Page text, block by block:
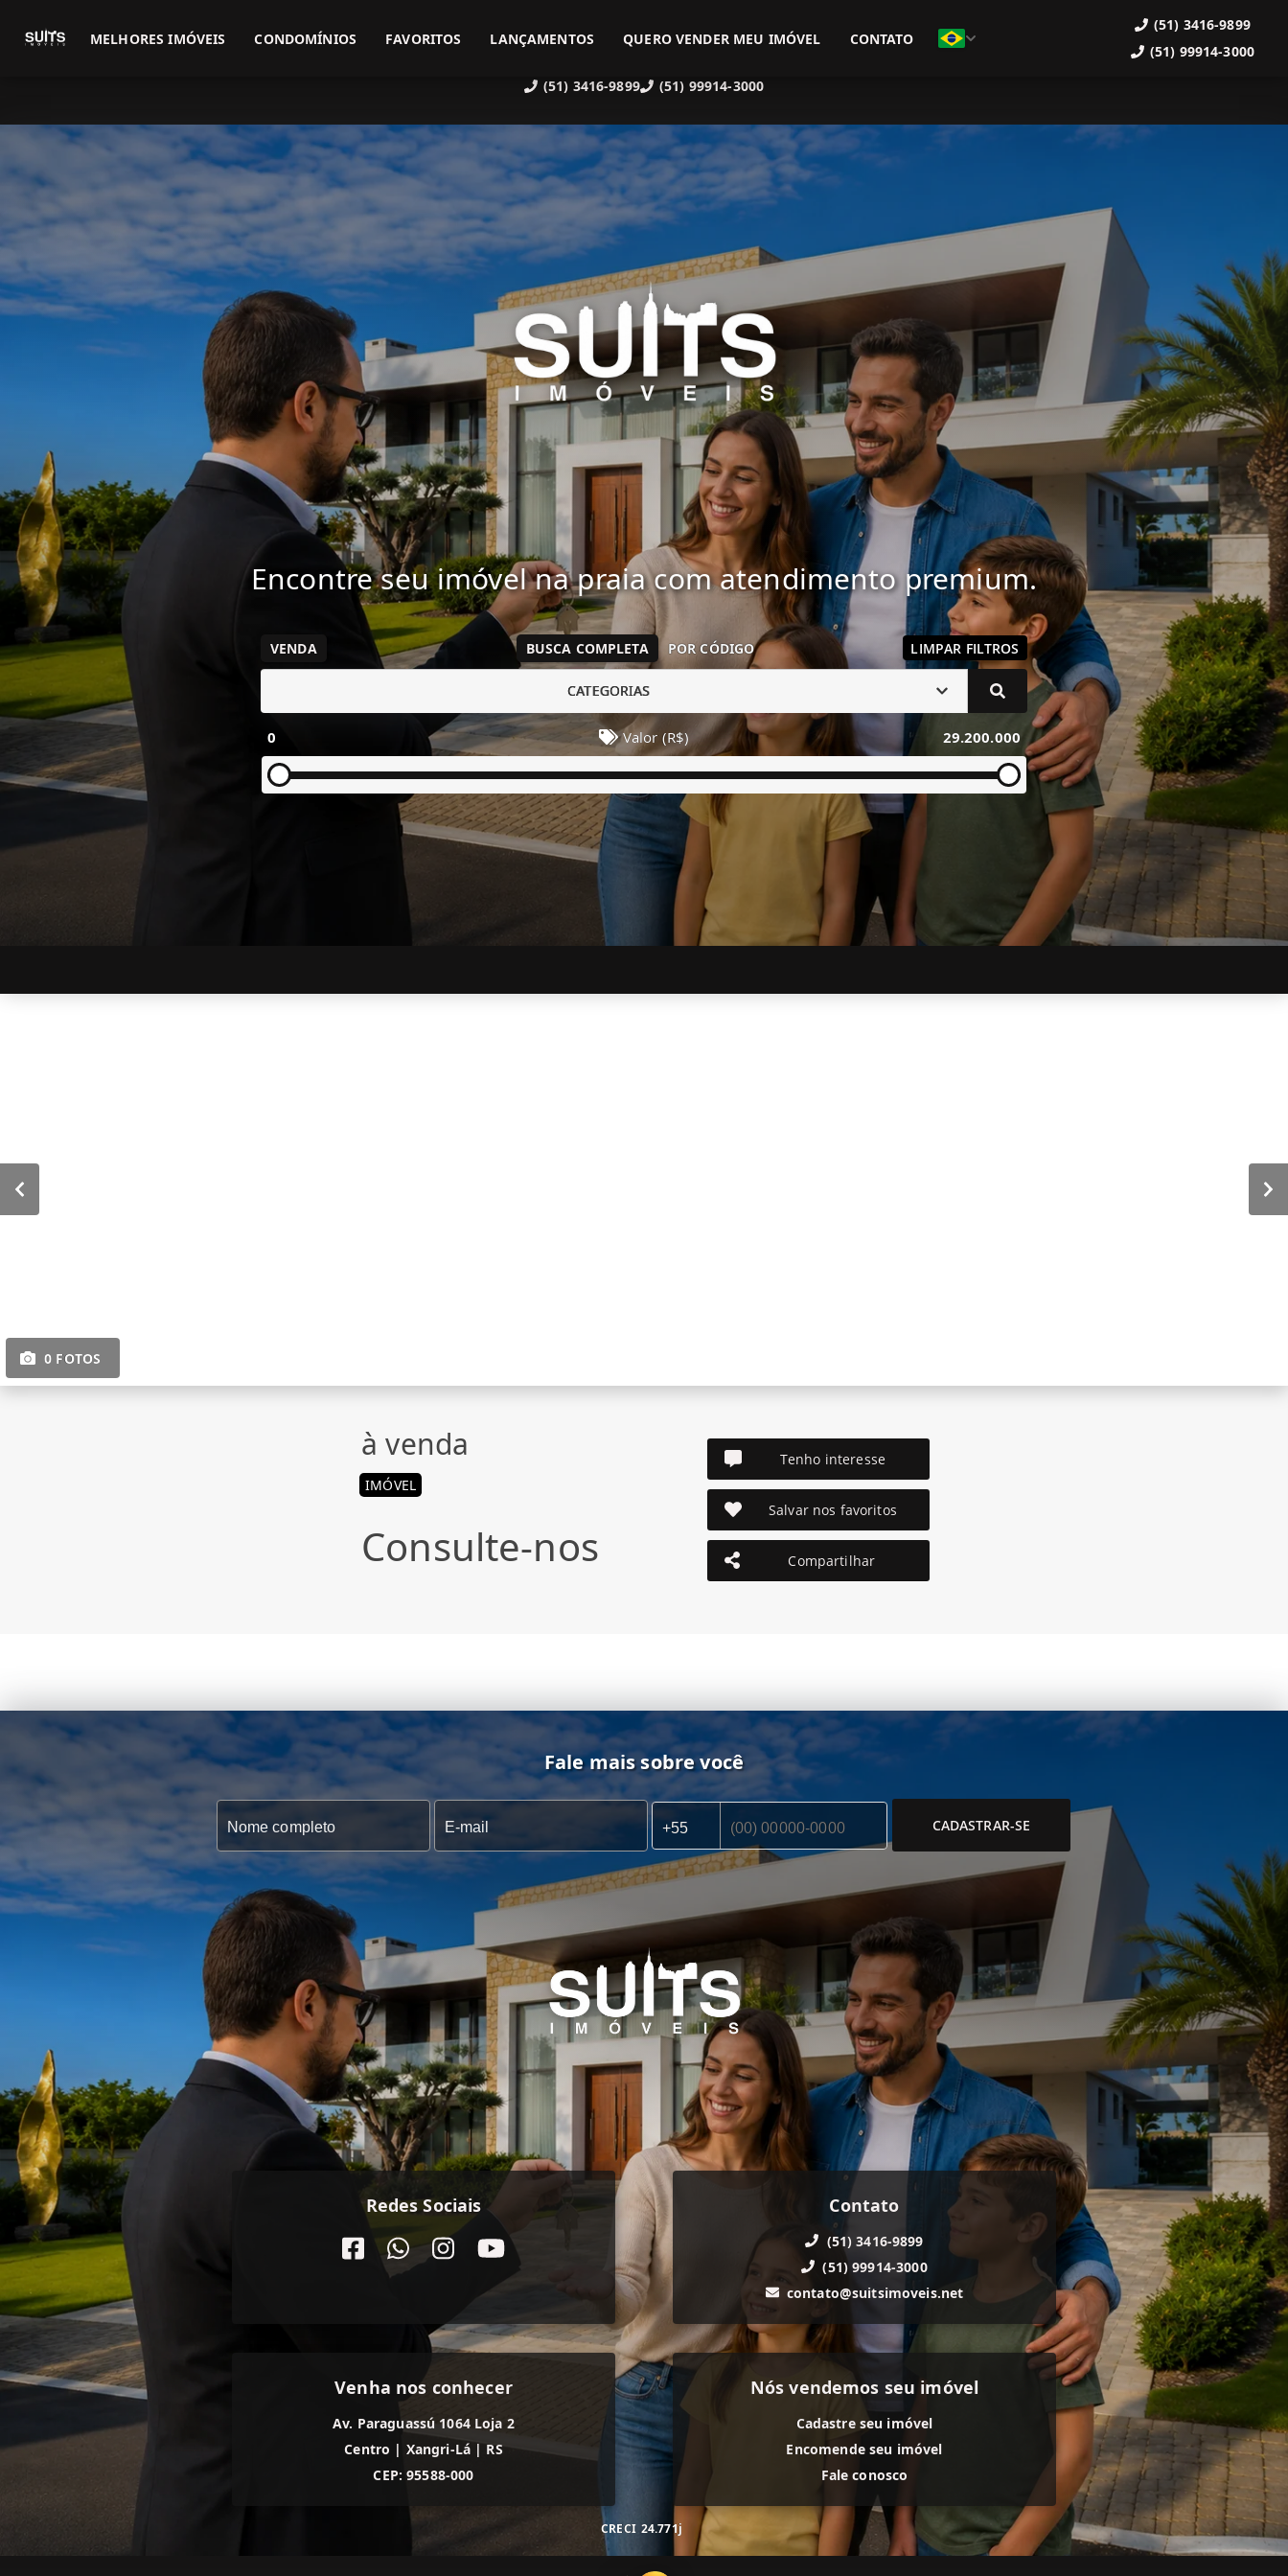
(51) 3416-9899 (51) 99914-3000
MELHORES IMÓVEIS CONDOMÍNIOS FAVORITOS LANÇAMENTOS QUERO VENDER MEU IMÓVEL CONTATO
(51) 3416-9899
(51) 99914-3000
Encontre seu imóvel na praia com atendimento premium.
VENDA BUSCA COMPLETA POR CÓDIGO LIMPAR FILTROS
CATEGORIAS
0 Valor (R$) 29.200.000
0 FOTOS
à venda
IMÓVEL
Consulte-nos
Tenho interesse
Salvar nos favoritos
Compartilhar
Fale mais sobre você
CADASTRAR-SE
Redes Sociais Contato
(51) 3416-9899
(51) 99914-3000
contato@suitsimoveis.net
Venha nos conhecer
Av. Paraguassú 1064 Loja 2
Centro | Xangri-Lá | RS
CEP: 95588-000
Nós vendemos seu imóvel
Cadastre seu imóvel
Encomende seu imóvel
Fale conosco
CRECI 24.771j